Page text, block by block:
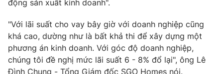
® Cấm sao chép dưới mọi hình thức nếu không có sự chấp
thuận bằng văn bản. Ghi rõ nguồn VTV.vn khi phát hành lại
thông tin từ website này.
động sản xuất kinh doanh".
"Với lãi suất cho vay bây giờ với doanh nghiệp cũng
khá cao, dường như là bất khả thi để xây dựng một
phương án kinh doanh. Với góc độ doanh nghiệp,
chúng tôi đề nghị mức lãi suất 6 - 8% đổ lại", ông Lê
Đình Chung - Tổng Giám đốc SGO Homes nói.